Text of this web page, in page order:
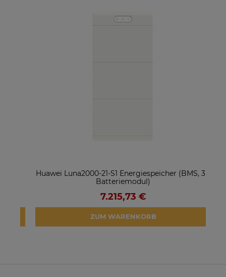
Huawei Luna2000-21-S1 Energiespeicher (BMS, 3 x
Batteriemodul)
7.215,73 €
ZUM WARENKORB